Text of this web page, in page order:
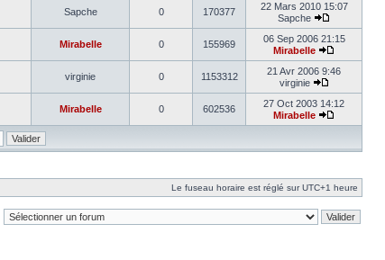
Sapche 0 170377
22 Mars 2010 15:07
Sapche
Mirabelle 0 155969
06 Sep 2006 21:15
Mirabelle
virginie 0 1153312
21 Avr 2006 9:46
virginie
Mirabelle 0 602536
27 Oct 2003 14:12
Mirabelle
Le fuseau horaire est réglé sur UTC+1 heure